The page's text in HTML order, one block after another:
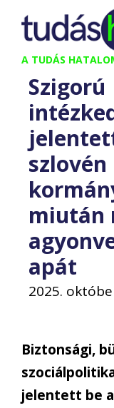
Kilépés
tartalomba
A TUDÁS
Szigorú
szlovén
miután
apát
2025.
Biztonsági,
jelentett be